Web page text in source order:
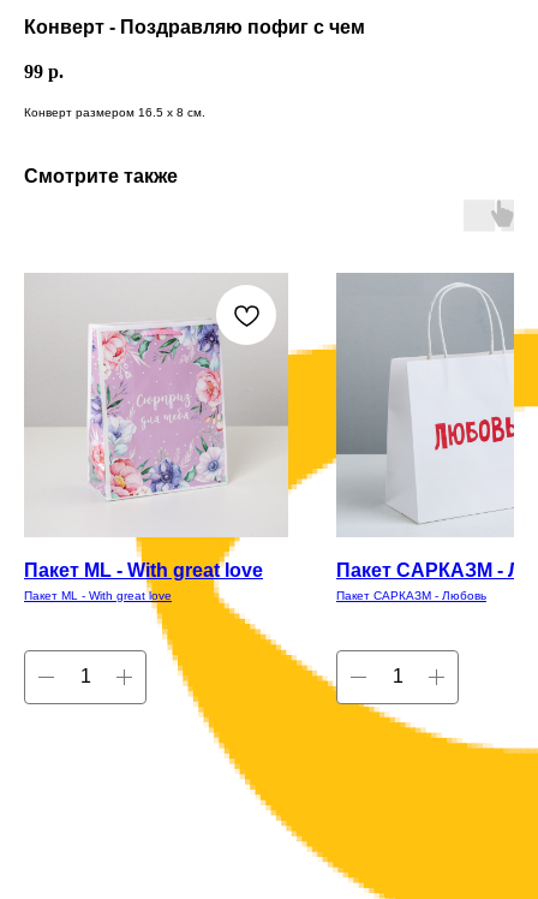
Конверт - Поздравляю пофиг с чем
99 р.
Конверт размером 16.5 х 8 см.
Смотрите также
Пакет ML - With great love
Пакет ML - With great love
Пакет САРКАЗМ -
Пакет САРКАЗМ - Любовь